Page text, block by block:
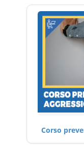
Corso